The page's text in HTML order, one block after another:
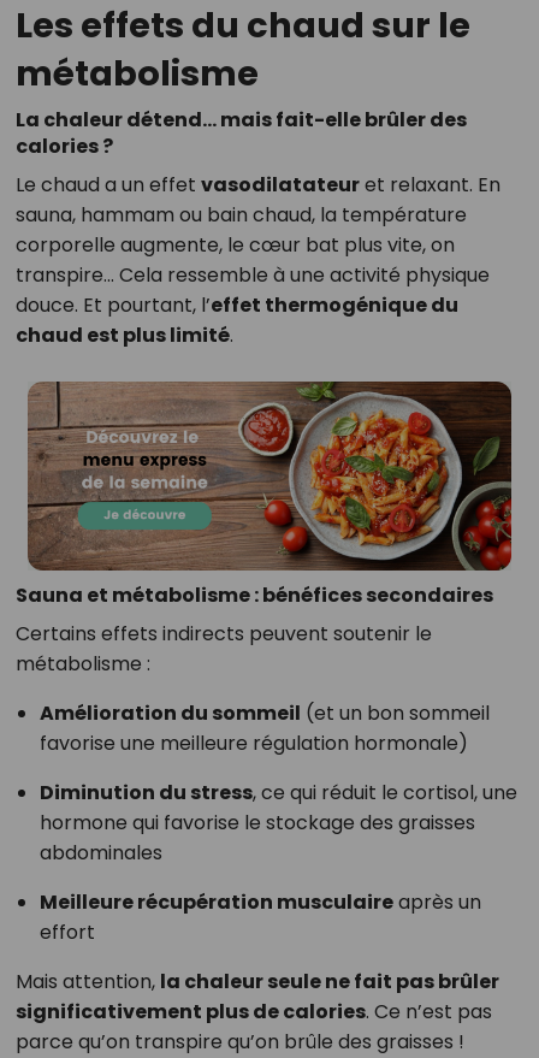
Les effets du chaud sur le
métabolisme
La chaleur détend… mais fait-elle brûler des
calories ?
Le chaud a un effet vasodilatateuret relaxant. En
sauna, hammam ou bain chaud, la température
corporelle augmente, le cœur bat plus vite, on
transpire… Cela ressemble à une activité physique
douce. Et pourtant, l’effet thermogénique du
chaud est plus limité.
Sauna et métabolisme : bénéfices secondaires
Certains effets indirects peuvent soutenir le
métabolisme :
Amélioration du sommeil (et un bon sommeil
favorise une meilleure régulation hormonale)
Diminution du stress, ce qui réduit le cortisol, une
hormone qui favorise le stockage des graisses
abdominales
Meilleure récupération musculaireaprès un
effort
Mais attention, la chaleur seule ne fait pas brûler
significativement plus de calories. Ce n’est pas
parce qu’on transpire qu’on brûle des graisses !